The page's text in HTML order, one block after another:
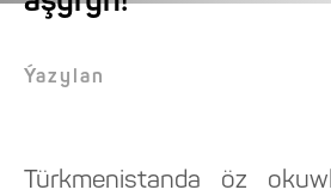
Ýazylan
Türkmenistanda öz